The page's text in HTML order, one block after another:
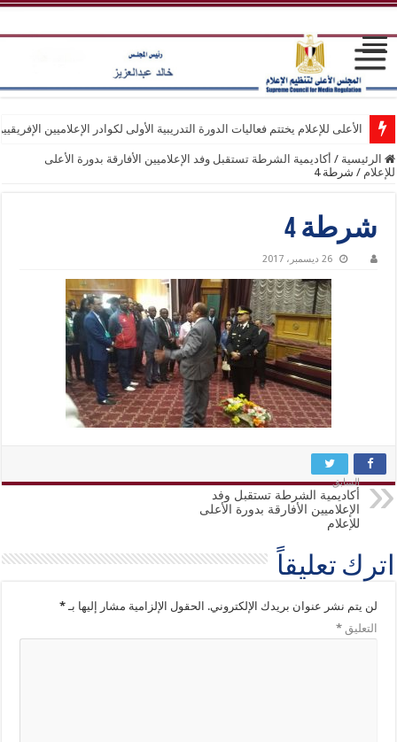
الأعلى للإعلام يختتم فعاليات الدورة التدريبية الأولى لكوادر الإعلاميين
الرئيسية / أكاديمية الشرطة تستقبل وفد الإعلاميين الأفارقة بدورة الأعلى
للإعلام / شرطة 4
شرطة 4
26 ديسمبر، 2017
السابق
أكاديمية الشرطة تستقبل وفد
الإعلاميين الأفارقة بدورة الأعلى
للإعلام
اترك تعليقاً
لن يتم نشر عنوان بريدك الإلكتروني. الحقول الإلزامية مشار إليها بـ*
التعليق*